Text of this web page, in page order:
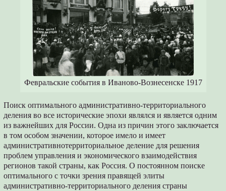
Февральские события в Иваново-Вознесенске 1917
Поиск оптимального административно-территориального
деления во все исторические эпохи являлся и является одним
из важнейших для России. Одна из причин этого заключается
в том особом значении, которое имело и имеет
административнотерриториальное деление для решения
проблем управления и экономического взаимодействия
регионов такой страны, как Россия. О постоянном поиске
оптимального с точки зрения правящей элиты
административно-территориального деления страны